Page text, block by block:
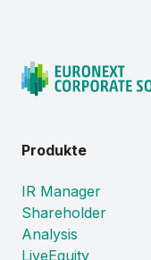
Produkte
IR Manager
Shareholder
Analysis
LiveEquity